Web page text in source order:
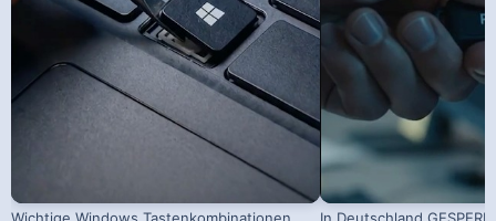
Wichtige Windows Tastenkombinationen
In Deutschland